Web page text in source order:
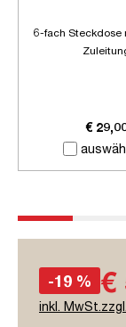
6-fach Steckdose
€
-19 % €
inkl.